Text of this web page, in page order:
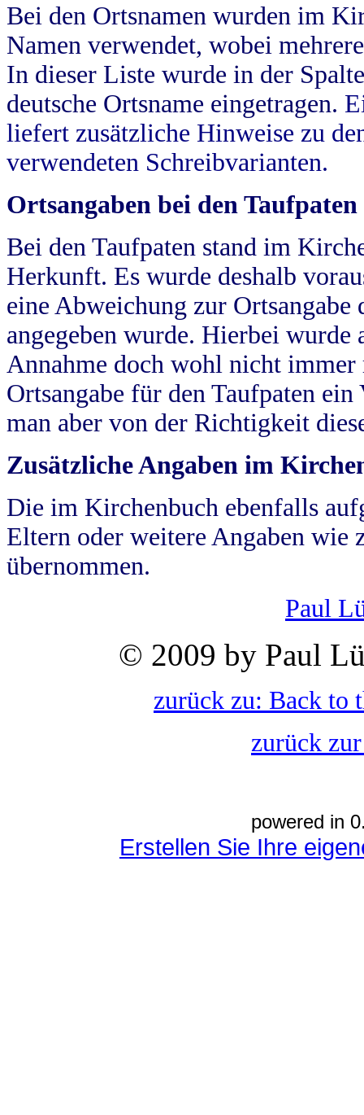
Bei den Ortsnamen wurden im
Namen verwendet, wobei
In dieser Liste wurde in der
deutsche Ortsname eingetragen.
liefert zusätzliche Hinweise zu
verwendeten Schreibvarianten.
Ortsangaben bei den Taufpaten
Bei den Taufpaten stand im
Herkunft. Es wurde deshalb
eine Abweichung zur
angegeben wurde. Hierbei wurde
Annahme doch wohl nicht
Ortsangabe für den Taufpaten
man aber von der Richtigkeit
Zusätzliche Angaben im
Die im Kirchenbuch ebenfalls
Eltern oder weitere Angaben wie
übernommen.
Paul
© 2009 by Paul
zurück zu: Back to
zurück
powered in
Erstellen Sie Ihre